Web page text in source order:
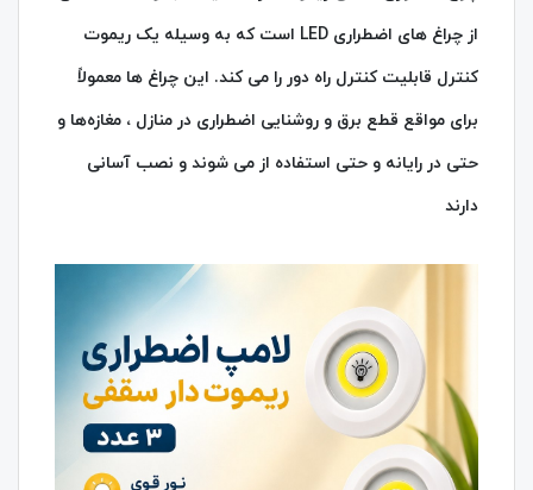
از چراغ‌ های اضطراری LED است که به وسیله یک ریموت
کنترل قابلیت کنترل راه دور را می‌ کند. این چراغ‌ ها معمولاً
برای مواقع قطع برق و روشنایی اضطراری در منازل ، مغازه‌ها و
حتی در رایانه و حتی استفاده از می‌ شوند و نصب آسانی
دارند